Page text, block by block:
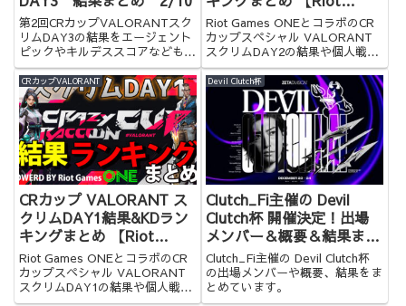
第2回CRカップVALORANTスク
リムDAY3の結果をエージェント
ピックやキルデススコアなども含
めてまとめてみました！
Games ONE x Crazy
Raccoon Cup Special】
Riot Games ONEとコラボのCR
カップスペシャル VALORANT
スクリムDAY2の結果や個人戦績
をランキング形式でまとめまし
た！
CRカップVALORANT
CRカップ VALORANT ス
クリムDAY1結果&KDラン
キングまとめ 【Riot
Games ONE x Crazy
Raccoon Cup Special】
Riot Games ONEとコラボのCR
カップスペシャル VALORANT
スクリムDAY1の結果や個人戦績
をランキング形式でまとめまし
Devil Clutch杯
Clutch_Fi主催の Devil
Clutch杯 開催決定！出場
メンバー＆概要＆結果まと
め
Clutch_Fi主催の Devil Clutch杯
の出場メンバーや概要、結果をま
とめています。